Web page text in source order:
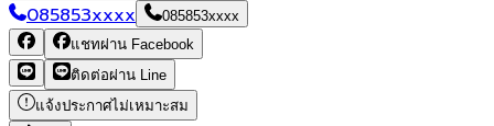
085853xxxx
085853xxxx
แชทผ่าน Facebook
ติดต่อผ่าน Line
แจ้งประกาศไม่เหมาะสม